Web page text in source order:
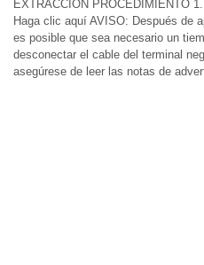
EXTRACCIÓN PROCEDIMIENTO
Haga clic aquí AVISO: Después de
es posible que sea necesario un
desconectar el cable del terminal
asegúrese de leer las notas de